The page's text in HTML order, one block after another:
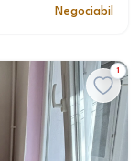
Negociabil
1